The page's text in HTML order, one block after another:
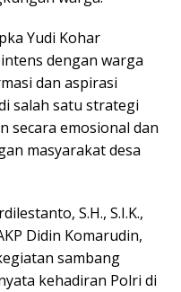
Yudi Kohar
dengan warga
dan aspirasi
salah satu strategi
secara emosional dan
masyarakat desa
S.H., S.I.K.,
Didin Komarudin,
sambang
kehadiran Polri di